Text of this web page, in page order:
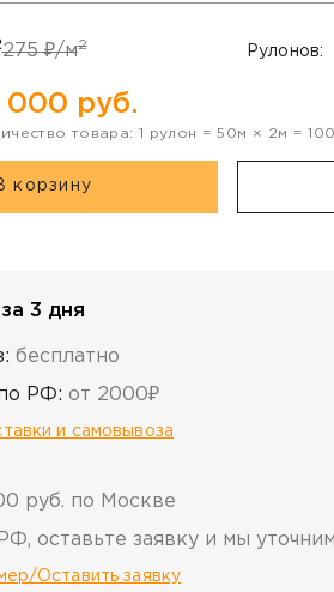
275₽/м2 Рулонов:
000 руб.
товара: 1 рулон =50м × 2м =100
корзину
3 дня
бесплатно
РФ: от 2000₽
и самовывоза
руб. по Москве
оставьте заявку и мы уточним
Оставить заявку